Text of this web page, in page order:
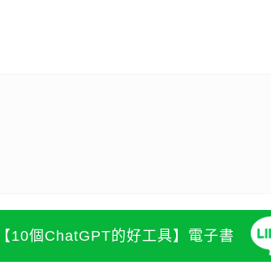
10個ChatGPT的好工具】電子書